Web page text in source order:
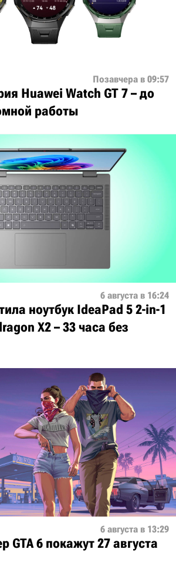
Позавчера в 09:57
Huawei Watch GT 7 – до
работы
6 августа в 16:24
ноутбук IdeaPad 5 2-in-1
X2 – 33 часа без
6 августа в 13:29
GTA 6 покажут 27 августа